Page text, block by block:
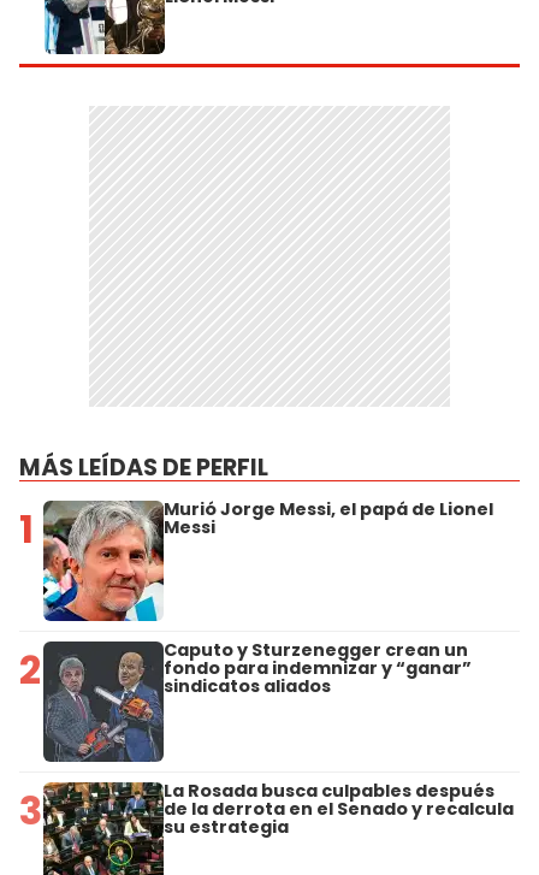
MÁS LEÍDAS DE PERFIL
1 Murió Jorge Messi, el papá de Lionel
Messi
2 Caputo y Sturzenegger crean un
fondo para indemnizar y “ganar”
sindicatos aliados
3 La Rosada busca culpables después
de la derrota en el Senado y recalcula
su estrategia